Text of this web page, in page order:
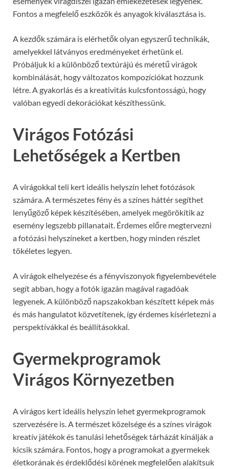
Fontos a megfelelő eszközök és anyagok kiválasztása is.
A kezdők számára is elérhetők olyan egyszerű technikák,
amelyekkel látványos eredményeket érhetünk el.
Próbáljuk ki a különböző textúrájú és méretű virágok
kombinálását, hogy változatos kompozíciókat hozzunk
létre. A gyakorlás és a kreativitás kulcsfontosságú, hogy
valóban egyedi dekorációkat készíthessünk.
Virágos Fotózási
Lehetőségek a Kertben
A virágokkal teli kert ideális helyszín lehet fotózások
számára. A természetes fény és a színes háttér segíthet
lenyűgöző képek készítésében, amelyek megörökítik az
esemény legszebb pillanatait. Érdemes előre megtervezni
a fotózási helyszíneket a kertben, hogy minden részlet
tökéletes legyen.
A virágok elhelyezése és a fényviszonyok figyelembevétele
segít abban, hogy a fotók igazán magával ragadóak
legyenek. A különböző napszakokban készített képek más
és más hangulatot közvetítenek, így érdemes kísérletezni a
perspektívákkal és beállításokkal.
Gyermekprogramok
Virágos Környezetben
A virágos kert ideális helyszín lehet gyermekprogramok
szervezésére is. A természet közelsége és a színes virágok
kreatív játékok és tanulási lehetőségek tárházát kínálják a
kicsik számára. Fontos, hogy a programokat a gyermekek
életkorának és érdeklődési körének megfelelően alakítsuk